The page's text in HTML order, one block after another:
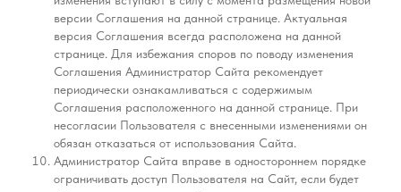
версии Соглашения на данной странице. Актуальная
версия Соглашения всегда расположена на данной
странице. Для избежания споров по поводу изменения
Соглашения Администратор Сайта рекомендует
периодически ознакамливаться с содержимым
Соглашения расположенного на данной странице. При
несогласии Пользователя с внесенными изменениями он
обязан отказаться от использования Сайта.
Администратор Сайта вправе в одностороннем порядке
ограничивать доступ Пользователя на Сайт, если будет
ИНДУСТРИИ
Страхование
Туризм и рекреация
Производство
CLARITECH
Продукт
Claritech для бизнеса
Claritech & ERP